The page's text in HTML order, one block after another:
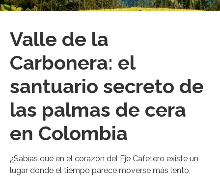
Valle de la
Carbonera: el
santuario secreto de
las palmas de cera
en Colombia
¿Sabías que en el corazón del Eje Cafetero existe un
lugar donde el tiempo parece moverse más lento,